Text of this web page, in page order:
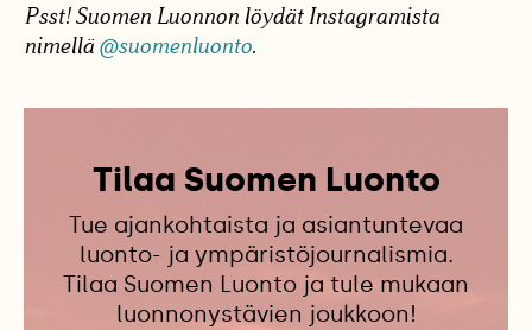
Psst! Suomen Luonnon löydät Instagramista
nimellä@suomenluonto.
Tilaa Suomen Luonto
Tue ajankohtaista ja asiantuntevaa
luonto- ja ympäristöjournalismia.
Tilaa Suomen Luonto ja tule mukaan
luonnonystävien joukkoon!